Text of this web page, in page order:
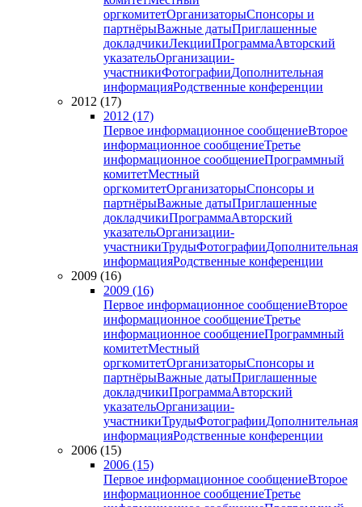
оргкомитетОрганизаторыСпонсоры и
партнёрыВажные датыПриглашенные
докладчикиЛекцииПрограммаАвторский
указательОрганизации-
участникиФотографииДополнительная
информацияРодственные конференции
2012 (17)
2012 (17)
Первое информационное сообщениеВторое
информационное сообщениеТретье
информационное сообщениеПрограммный
комитетМестный
оргкомитетОрганизаторыСпонсоры и
партнёрыВажные датыПриглашенные
докладчикиПрограммаАвторский
указательОрганизации-
участникиТрудыФотографииДополнительная
информацияРодственные конференции
2009 (16)
2009 (16)
Первое информационное сообщениеВторое
информационное сообщениеТретье
информационное сообщениеПрограммный
комитетМестный
оргкомитетОрганизаторыСпонсоры и
партнёрыВажные датыПриглашенные
докладчикиПрограммаАвторский
указательОрганизации-
участникиТрудыФотографииДополнительная
информацияРодственные конференции
2006 (15)
2006 (15)
Первое информационное сообщениеВторое
информационное сообщениеТретье